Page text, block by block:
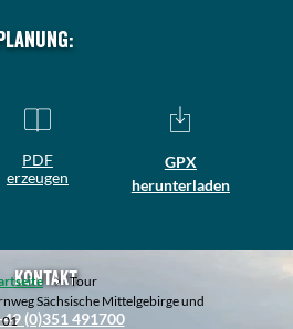
PDF
erzeugen
GPX
herunterladen
Tour
Sächsische Mittelgebirge und
01
Kontakt
(0)351 491700